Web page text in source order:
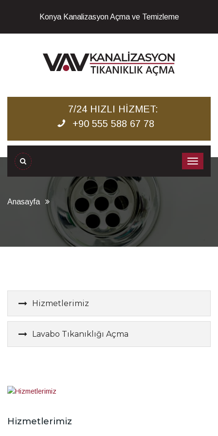
Konya Kanalizasyon Açma ve Temizleme
7/24 HIZLI HİZMET:
+90 555 588 67 78
Anasayfa
Hizmetlerimiz
Lavabo Tıkanıklığı Açma
Hizmetlerimiz